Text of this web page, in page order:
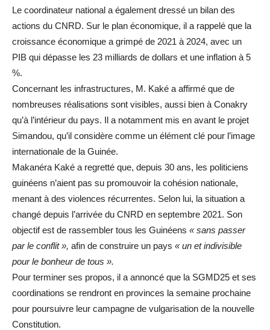
Le coordinateur national a également dressé un bilan des
actions du CNRD. Sur le plan économique, il a rappelé que la
croissance économique a grimpé de 2021 à 2024, avec un
PIB qui dépasse les 23 milliards de dollars et une inflation à 5
%.
Concernant les infrastructures, M. Kaké a affirmé que de
nombreuses réalisations sont visibles, aussi bien à Conakry
qu’à l’intérieur du pays. Il a notamment mis en avant le projet
Simandou, qu’il considère comme un élément clé pour l’image
internationale de la Guinée.
Makanéra Kaké a regretté que, depuis 30 ans, les politiciens
guinéens n’aient pas su promouvoir la cohésion nationale,
menant à des violences récurrentes. Selon lui, la situation a
changé depuis l’arrivée du CNRD en septembre 2021. Son
objectif est de rassembler tous les Guinéens « sans passer
par le conflit », afin de construire un pays « un et indivisible
pour le bonheur de tous ».
Pour terminer ses propos, il a annoncé que la SGMD25 et ses
coordinations se rendront en provinces la semaine prochaine
pour poursuivre leur campagne de vulgarisation de la nouvelle
Constitution.